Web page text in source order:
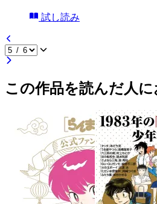
試し読み
この作品を読んだ人